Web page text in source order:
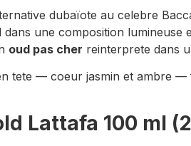
dubaïote au celebre
une composition lumineuse
oud pas cher reinterprete dans
tete — coeur jasmin et ambre
Lattafa 100 ml